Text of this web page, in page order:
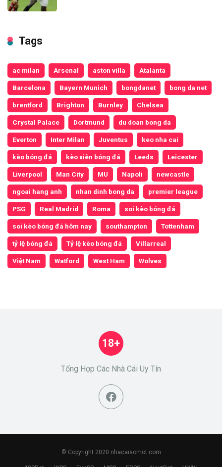
Tags
ac milan Arsenal aston villa Atalanta
Barcelona Bayern Munich bongdanet bong da net
brentford Brighton Burnley Chelsea
Crystal Palace Dortmund du doan bong da
Everton Inter Milan Juventus keo nha cai
kèo bóng đá kèo xiên bóng đá Leeds Leicester
Liverpool Man City MU Napoli newcastle
ngoai hang anh nhan dinh bong da premier league
PSG Real Madrid Roma soi kèo bóng đá
soi kèo bóng đá hôm nay southampton Tottenham
tỷ lệ bóng đá Tỷ lệ kèo bóng đá Villarreal
Việt Nam Watford West Ham Wolves
Tổng Hợp Các Nhà Cái Uy Tín
18+
© Copyright 2020 nhacaisomot.com